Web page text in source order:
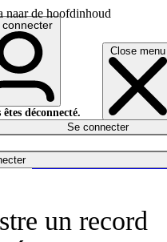
naar de hoofdinhoud
Close menu
connecter
êtes déconnecté.
Se connecter
un record